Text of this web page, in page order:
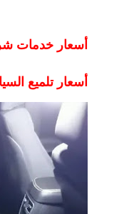
أسعار خدمات
أسعار تلميع